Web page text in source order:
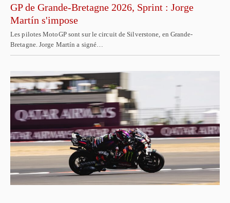
GP de Grande-Bretagne 2026, Sprint : Jorge
Martín s'impose
Les pilotes MotoGP sont sur le circuit de Silverstone, en Grande-
Bretagne. Jorge Martín a signé…